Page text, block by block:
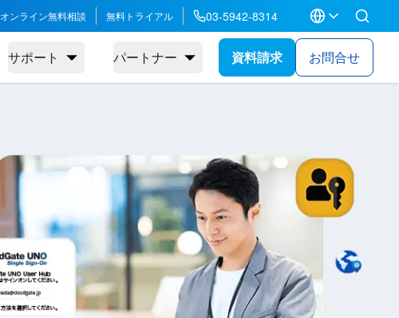
オンライン無料相談 無料トライアル 03-5942-8314
サポート パートナー 資料請求 お問合せ